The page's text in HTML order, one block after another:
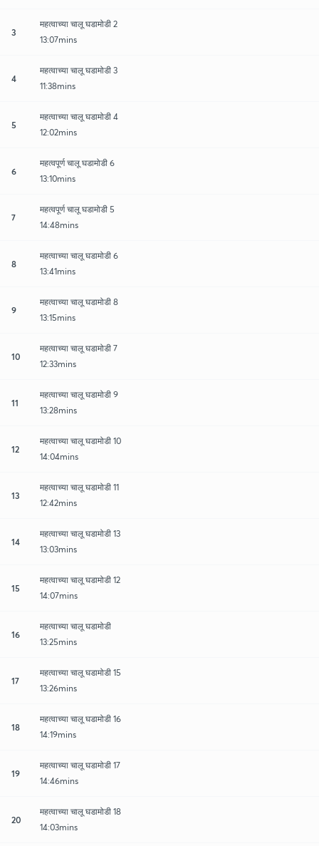
3
महत्वाच्या चालू घडामोडी 2
13:07mins
4
महत्वाच्या चालू घडामोडी 3
11:38mins
5
महत्वाच्या चालू घडामोडी 4
12:02mins
6
महत्वपूर्ण चालू घडामोडी 6
13:10mins
7
महत्वपूर्ण चालू घडामोडी 5
14:48mins
8
महत्वाच्या चालू घडामोडी 6
13:41mins
9
महत्वाच्या चालू घडामोडी 8
13:15mins
10
महत्वाच्या चालू घडामोडी 7
12:33mins
11
महत्वाच्या चालू घडामोडी 9
13:28mins
12
महत्वाच्या चालू घडामोडी 10
14:04mins
13
महत्वाच्या चालू घडामोडी 11
12:42mins
14
महत्वाच्या चालू घडामोडी 13
13:03mins
15
महत्वाच्या चालू घडामोडी 12
14:07mins
16
महत्वाच्या चालू घडामोडी
13:25mins
17
महत्वाच्या चालू घडामोडी 15
13:26mins
18
महत्वाच्या चालू घडामोडी 16
14:19mins
19
महत्वाच्या चालू घडामोडी 17
14:46mins
20
महत्वाच्या चालू घडामोडी 18
14:03mins